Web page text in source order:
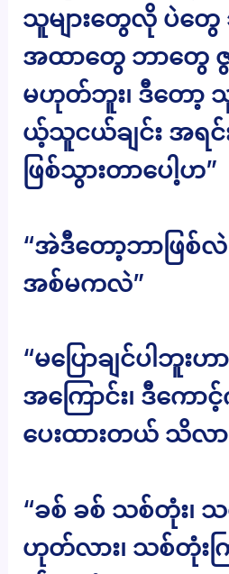
သူများတွေလို ပဲတွေ
အထာတွေ ဘာတွေ
မဟုတ်ဘူး၊ ဒီတော့
ယ့်သူငယ်ချင်း အရင်
ဖြစ်သွားတာပေါ့ဟ”
“အဲဒီတော့ဘာဖြစ်လဲ
အစ်မကလဲ”
“မပြောချင်ပါဘူးဟ
အကြောင်း၊ ဒီကော
ပေးထားတယ် သိလာ
“ခစ် ခစ် သစ်တုံး၊
ဟုတ်လား၊ သစ်တုံး